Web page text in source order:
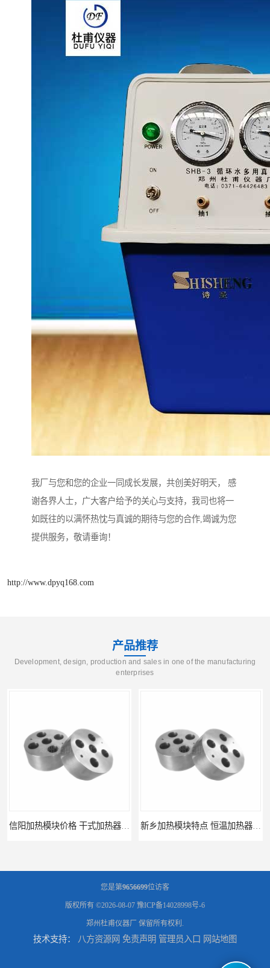
我厂与您和您的企业一同成长发展，共创美好明天， 感
谢各界人士，广大客户给予的关心与支持，我司也将一
如既往的以满怀热忱与真诚的期待与您的合作,竭诚为您
提供服务，敬请垂询！
http://www.dpyq168.com
产品推荐
Development, design, production and sales in one of the manufacturing
enterprises
新乡加热模块报价 恒温加热器
您是第9656699位访客
版权所有 ©2026-08-07 豫ICP备14028998号-6
郑州杜甫仪器厂 保留所有权利.
技术支持： 八方资源网 免责声明 管理员入口 网站地图